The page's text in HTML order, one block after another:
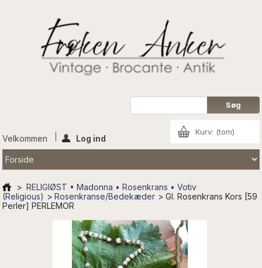
Kurv: (tom)
Velkommen Log ind
> RELIGIØST • Madonna • Rosenkrans • Votiv
(Religious) > Rosenkranse/Bedekæder > Gl. Rosenkrans Kors [59
Perler] PERLEMOR